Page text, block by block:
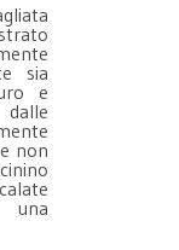
sia
e
non
una